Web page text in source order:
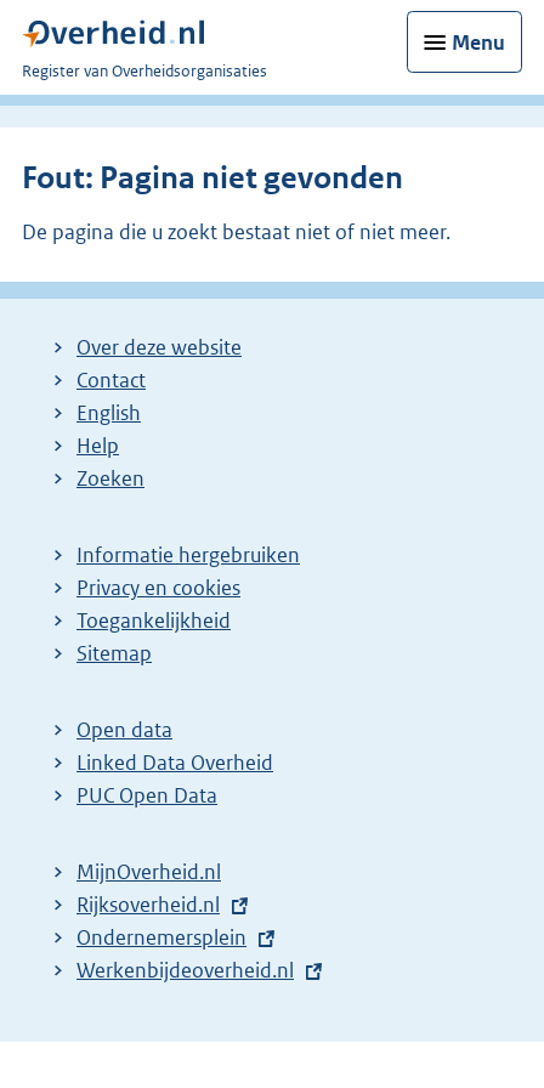
Menu
U
bent
Register van Overheidsorganisaties
Fout: Pagina niet gevonden
De pagina die u zoekt bestaat niet of niet meer.
Over deze website
Contact
English
Help
Zoeken
Informatie hergebruiken
Privacy en cookies
Toegankelijkheid
Sitemap
Open data
Linked Data Overheid
PUC Open Data
MijnOverheid.nl
E
x
t
r
Rijksoverheid.nl
E
x
e
Ondernemersplein
E
t
Werkenbijdeoverheid.nl